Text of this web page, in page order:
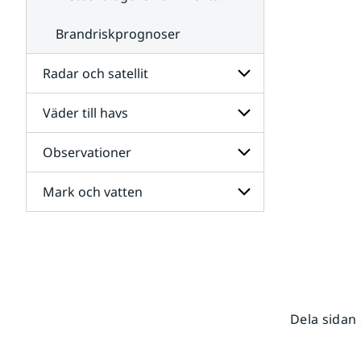
Brandriskprognoser
Radar och satellit
Undersidor
för
Radar
och
satellit
Väder till havs
Undersidor
för
Väder
till
havs
Observationer
Undersidor
för
Mark och vatten
Dela sidan